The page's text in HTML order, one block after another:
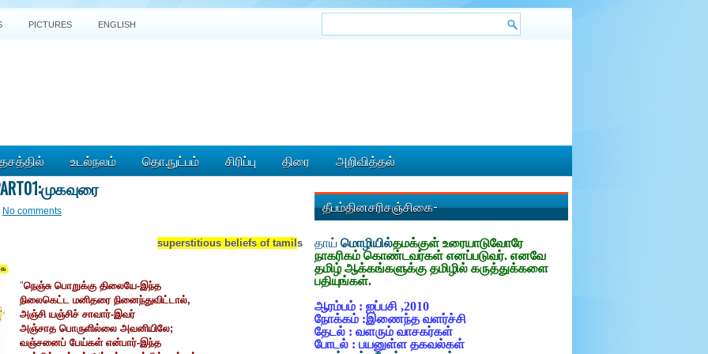
PICTURES ENGLISH
உடல்நலம் தொ.நுட்பம் சிரிப்பு திரை அறிவித்தல்
No comments
superstitious beliefs of tamils
"நெஞ்சு பொறுக்கு திலையே-இந்த
நிலைகெட்ட மனிதரை நினைந்துவிட்டால்,
அஞ்சி யஞ்சிச் சாவார்-இவர்
அஞ்சாத பொருளில்லை அவனியிலே;
வஞ்சனைப் பேய்கள் என்பார்-இந்த
தீபம்தினசரிசஞ்சிகை-
தாய் மொழியில்தமக்குள் உரையாடுவோரே
நாகரிகம் கொண்டவர்கள் எனப்படுவர். எனவே
தமிழ் ஆக்கங்களுக்கு தமிழில் கருத்துக்களை
பதியுங்கள்.
ஆரம்பம் : ஐப்பசி ,2010
நோக்கம் :இணைந்த வளர்ச்சி
தேடல் : வளரும் வாசகர்கள்
போடல் : பயனுள்ள தகவல்கள்